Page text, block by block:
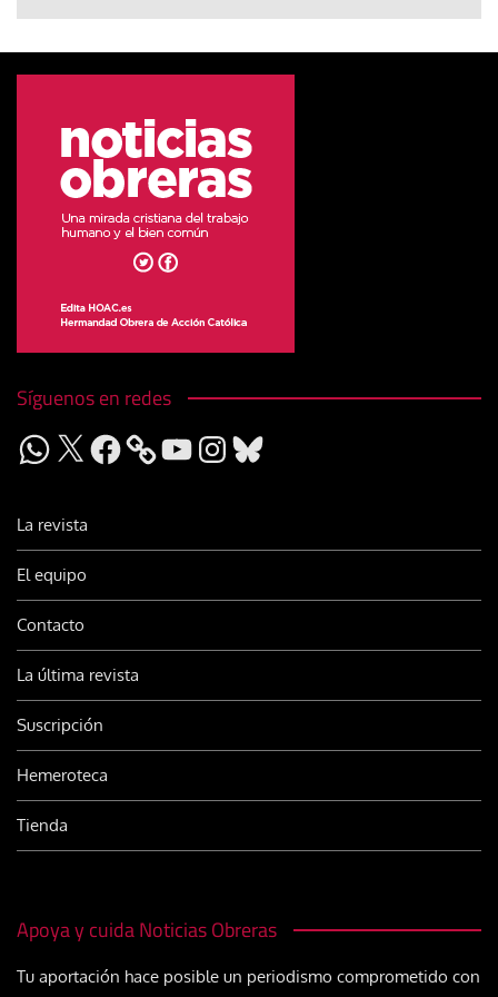
Síguenos en redes
WhatsApp
X Facebook YouTubeInstagram
Bluesky
La revista
El equipo
Contacto
La última revista
Suscripción
Hemeroteca
Tienda
Apoya y cuida Noticias Obreras
Tu aportación hace posible un periodismo comprometido con